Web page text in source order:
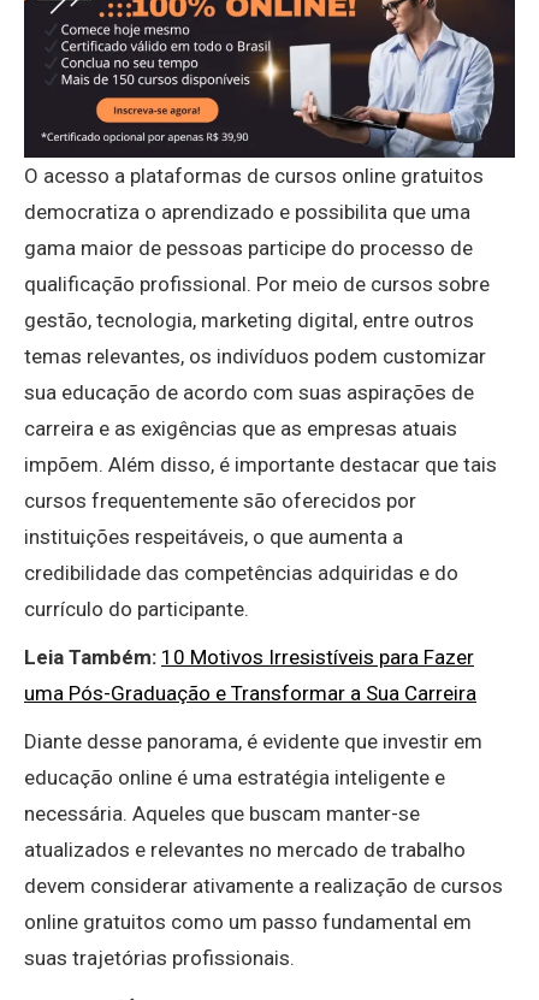
O acesso a plataformas de cursos online gratuitos
democratiza o aprendizado e possibilita que uma
gama maior de pessoas participe do processo de
qualificação profissional. Por meio de cursos sobre
gestão, tecnologia, marketing digital, entre outros
temas relevantes, os indivíduos podem customizar
sua educação de acordo com suas aspirações de
carreira e as exigências que as empresas atuais
impõem. Além disso, é importante destacar que tais
cursos frequentemente são oferecidos por
instituições respeitáveis, o que aumenta a
credibilidade das competências adquiridas e do
currículo do participante.
Leia Também: 10 Motivos Irresistíveis para Fazer
uma Pós-Graduação e Transformar a Sua Carreira
Diante desse panorama, é evidente que investir em
educação online é uma estratégia inteligente e
necessária. Aqueles que buscam manter-se
atualizados e relevantes no mercado de trabalho
devem considerar ativamente a realização de cursos
online gratuitos como um passo fundamental em
suas trajetórias profissionais.